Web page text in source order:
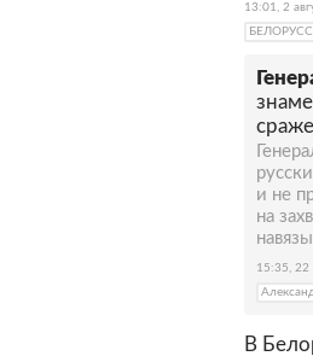
13:01, 2
и не
на
15:35, 22
В